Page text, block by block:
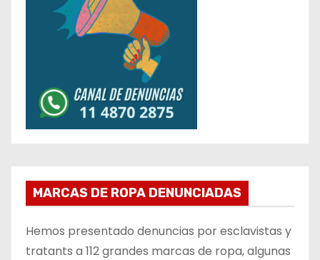
MARCAS DE ROPA DENUNCIADAS
Hemos presentado denuncias por esclavistas y
tratants a 112 grandes marcas de ropa, algunas